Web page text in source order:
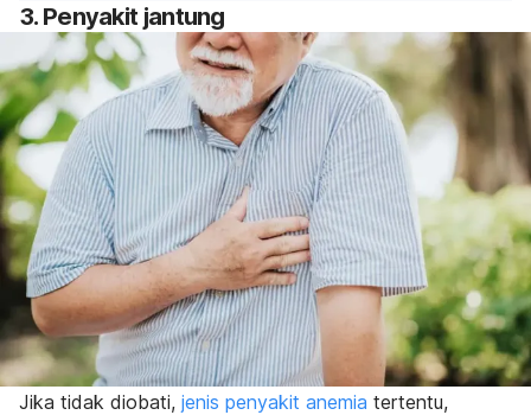
3. Penyakit jantung
Jika tidak diobati, jenis penyakit anemia tertentu,